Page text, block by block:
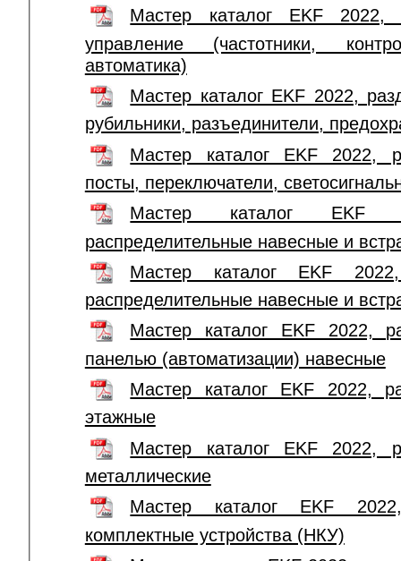
Мастер каталог EKF 2022,
управление (частотники,
автоматика)
Мастер каталог EKF 2022,
рубильники, разъединители,
Мастер каталог EKF 2022,
посты, переключатели,
Мастер каталог EKF
распределительные навесные и
Мастер каталог EKF
распределительные навесные и
Мастер каталог EKF 2022,
панелью (автоматизации) навесные
Мастер каталог EKF 2022,
этажные
Мастер каталог EKF 2022,
металлические
Мастер каталог EKF
комплектные устройства (НКУ)